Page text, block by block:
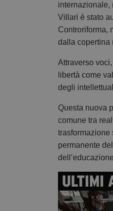
internazionale,
Villari è stato
Controriforma,
dalla copertina
Attraverso
libertà come
degli
Questa nuova
comune tra
trasformazione
permanente
ULTIMI